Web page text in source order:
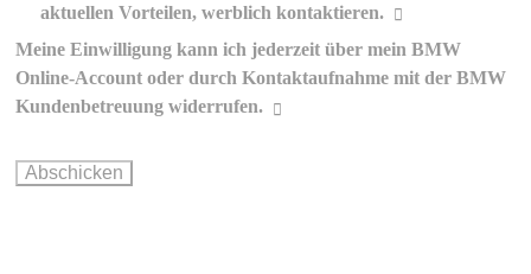
aktuellen Vorteilen, werblich kontaktieren.
Erklärungen zur werblichen
Kommunikation und Personalisierung
Meine Einwilligung kann ich jederzeit über mein BMW
Online-Account oder durch Kontaktaufnahme mit der BMW
Kundenbetreuung widerrufen.
Wie können Sie Ihre Einwilligung ändern oder widerrufen?